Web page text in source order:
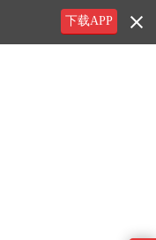
下载APP